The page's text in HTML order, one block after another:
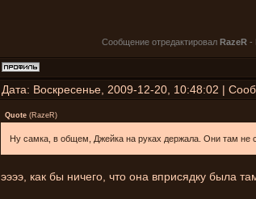
Сообщение отредактировал RazeR -
Дата: Воскресенье, 2009-12-20, 10:48:02 |
Quote (RazeR)
Ну самка, в общем, Джейка на руках держала. Они там не
ээээ, как бы ничего, что она вприсядку была